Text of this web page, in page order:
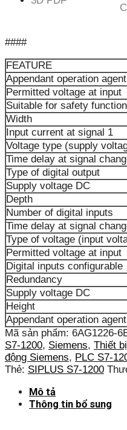
####
FEATURE
Appendant operation
Permitted voltage at input
Suitable for safety
Width
Input current at signal 1
Voltage type (supply
Time delay at signal
Type of digital output
Supply voltage DC
Depth
Number of digital inputs
Time delay at signal
Type of voltage (input
Permitted voltage at input
Digital inputs configurable
Redundancy
Supply voltage DC
Height
Appendant operation
Mã sản phẩm: 6AG1226-
S7-1200, Siemens, Thiết
động Siemens, PLC S7-
Thẻ: SIPLUS S7-1200
Mô tả
Thông tin bổ sung